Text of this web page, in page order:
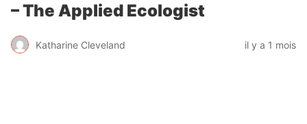
– The Applied Ecologist
Katharine Cleveland il y a 1 mois